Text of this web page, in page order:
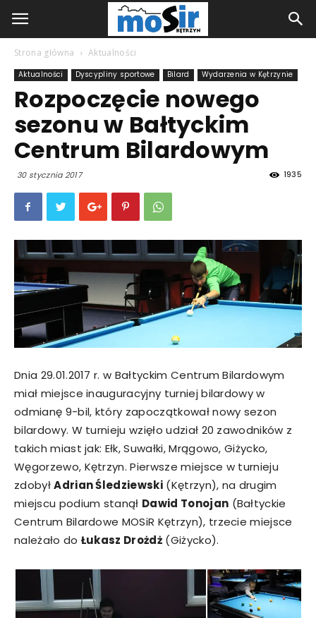
Strona główna Aktualności
Aktualności Dyscypliny sportowe Bilard Wydarzenia w Kętrzynie
Rozpoczęcie nowego
sezonu w Bałtyckim
Centrum Bilardowym
30 stycznia 2017 1935
Dnia 29.01.2017 r. w Bałtyckim Centrum Bilardowym
miał miejsce inauguracyjny turniej bilardowy w
odmianę 9-bil, który zapoczątkował nowy sezon
bilardowy. W turnieju wzięło udział 20 zawodników z
takich miast jak: Ełk, Suwałki, Mrągowo, Giżycko,
Węgorzewo, Kętrzyn. Pierwsze miejsce w turnieju
zdobyłAdrian Śledziewski (Kętrzyn), na drugim
miejscu podium stanął Dawid Tonojan (Bałtyckie
Centrum Bilardowe MOSiR Kętrzyn), trzecie miejsce
należało do Łukasz Drożdż (Giżycko).